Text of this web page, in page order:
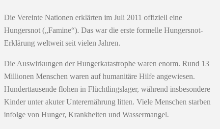
Die Vereinte Nationen erklärten im Juli 2011 offiziell eine
Hungersnot („Famine“). Das war die erste formelle Hungersnot-
Erklärung weltweit seit vielen Jahren.
Die Auswirkungen der Hungerkatastrophe waren enorm. Rund 13
Millionen Menschen waren auf humanitäre Hilfe angewiesen.
Hunderttausende flohen in Flüchtlingslager, während insbesondere
Kinder unter akuter Unterernährung litten. Viele Menschen starben
infolge von Hunger, Krankheiten und Wassermangel.